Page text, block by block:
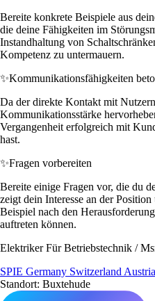
Bereite konkrete Beispiele aus
die deine Fähigkeiten im
Instandhaltung von
Kompetenz zu untermauern.
✨Kommunikationsfähigkeiten
Da der direkte Kontakt mit
Kommunikationsstärke
Vergangenheit erfolgreich mit
hast.
✨Fragen vorbereiten
Bereite einige Fragen vor, die du
zeigt dein Interesse an der
Beispiel nach den
auftreten können.
Elektriker Für Betriebstechnik /
SPIE Germany Switzerland
Standort: Buxtehude